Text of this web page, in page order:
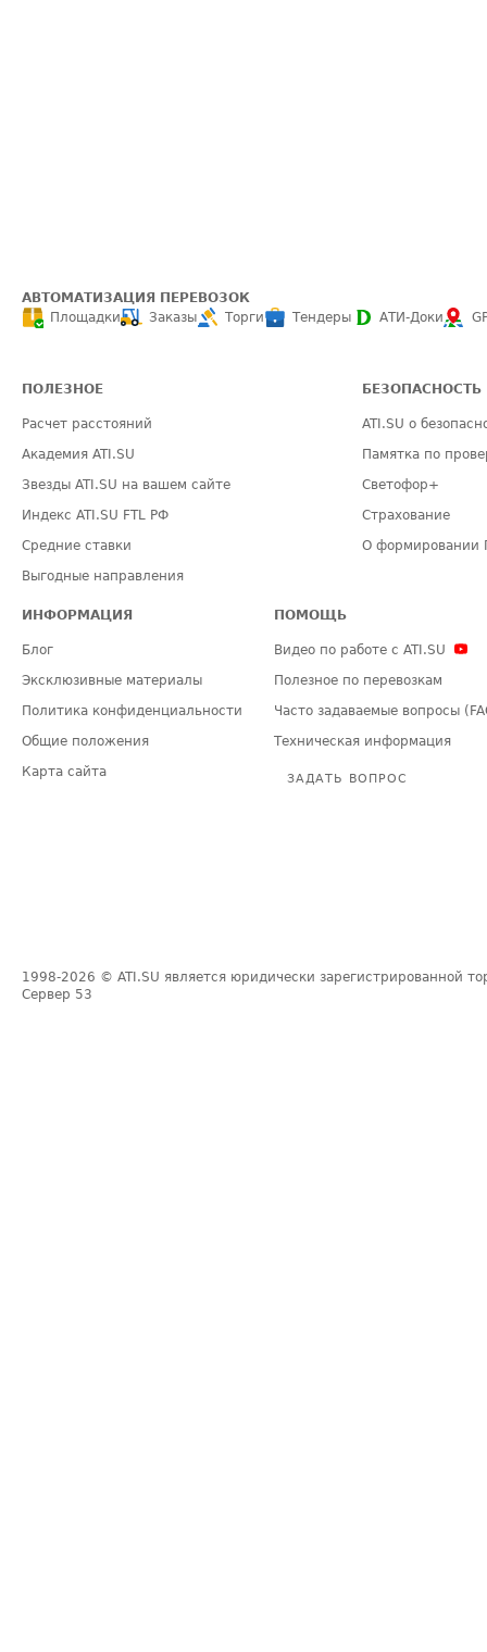
АВТОМАТИЗАЦИЯ ПЕРЕВОЗОК
Площадки
Заказы Торги Тендеры АТИ-Доки
ПОЛЕЗНОЕ
Расчет расстояний
Академия ATI.SU
Звезды ATI.SU на вашем сайте
Индекс ATI.SU FTL РФ
Средние ставки
Выгодные направления
БЕЗОПАСНОСТЬ
ATI.SU о
Памятка по
Светофор+
Страхование
О формировании
ИНФОРМАЦИЯ
Блог
Эксклюзивные материалы
Политика конфиденциальности
Общие положения
Карта сайта
ПОМОЩЬ
Видео по работе с ATI.SU
Полезное по перевозкам
Часто задаваемые вопросы
Техническая информация
ЗАДАТЬ ВОПРОС
1998-2026 © ATI.SU является юридически зарегистрированной
Сервер 53